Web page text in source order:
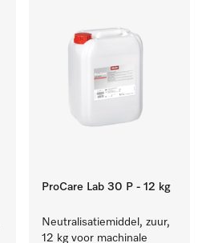
ProCare Lab 30 P - 12 kg
Neutralisatiemiddel, zuur,
12 kg voor machinale